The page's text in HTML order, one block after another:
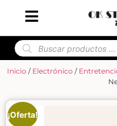
Inicio / Electrónico /
¡Oferta!